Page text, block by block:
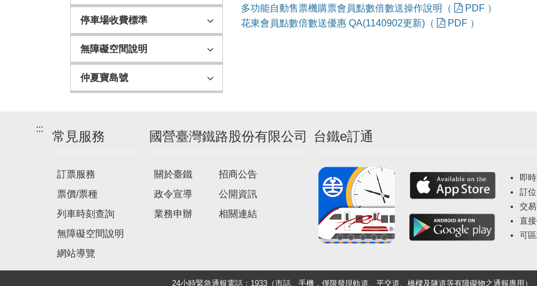
停車場收費標準
無障礙空間說明
仲夏寶島號
多功能自動售票機購票會員點數倍數送操作說明（
PDF ）
花東會員點數倍數送優惠 QA(1140902更新)（
PDF ）
:::
常見服務
訂票服務
票價/票種
列車時刻查詢
無障礙空間說明
網站導覽
國營臺灣鐵路股份有限公司
關於臺鐵
政令宣導
業務申辦
招商公告
公開資訊
相關連結
台鐵e訂通
即
訂位
交易
直
可
24小時緊急通報電話：1933（市話、手機，僅限發現軌道、平交道、橋樑及隧道等有障礙物之通報專用）